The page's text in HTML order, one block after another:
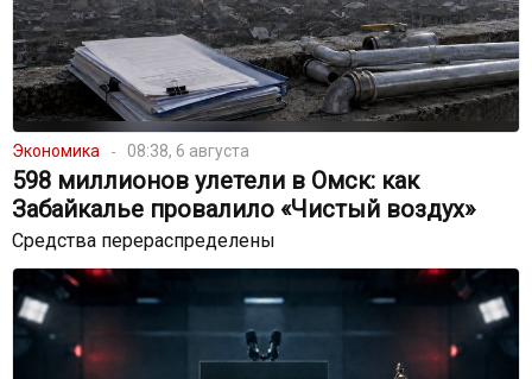
Экономика 08:38, 6 августа
598 миллионов улетели в Омск: как
Забайкалье провалило «Чистый воздух»
Средства перераспределены